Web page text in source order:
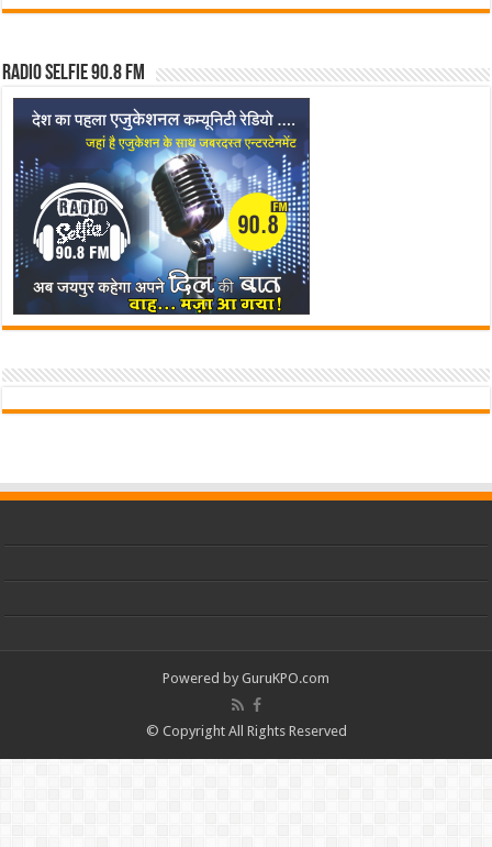
Radio Selfie 90.8 FM
Powered by GuruKPO.com
© Copyright All Rights Reserved